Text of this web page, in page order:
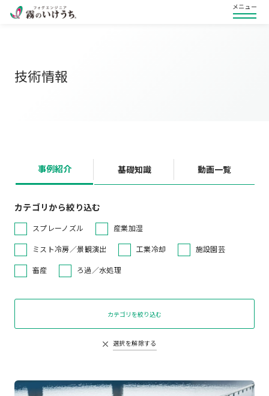
メニュー
技術情報
事例紹介 基礎知識 動画一覧
カテゴリから絞り込む
スプレーノズル 産業加湿
ミスト冷房／景観演出 工業冷却 施設園芸
畜産 ろ過／水処理
カテゴリを絞り込む
選択を解除する